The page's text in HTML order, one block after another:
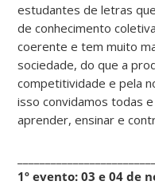
estudantes de letras
de conhecimento
coerente e tem muito
sociedade, do que a
competitividade e pela
isso convidamos todas
aprender, ensinar e
1º evento: 03 e 04 de